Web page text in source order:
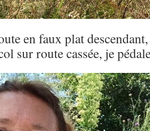
en faux plat
sur route cassée, je